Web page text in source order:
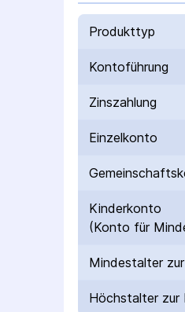
Produkttyp
Kontoführung
Zinszahlung
Einzelkonto
Kinderkonto
(Konto für
Mindestalter
Höchstalter zur